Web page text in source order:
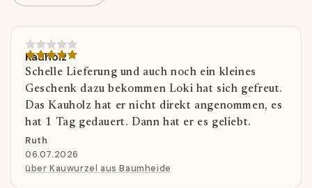
Kauholz
Schelle Lieferung und auch noch ein kleines
Geschenk dazu bekommen Loki hat sich gefreut.
Das Kauholz hat er nicht direkt angenommen, es
hat 1 Tag gedauert. Dann hat er es geliebt.
Ruth
06.07.2026
über Kauwurzel aus Baumheide